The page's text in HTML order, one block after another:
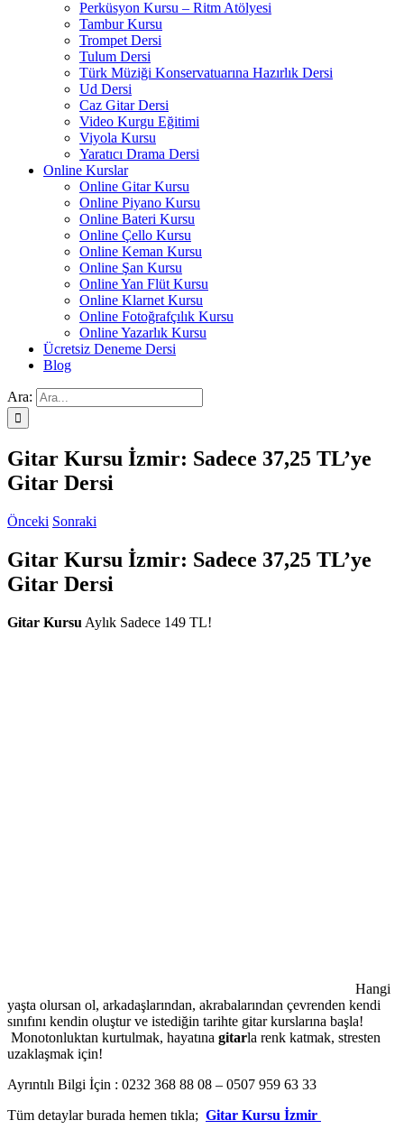
Perküsyon Kursu – Ritm Atölyesi
Tambur Kursu
Trompet Dersi
Tulum Dersi
Türk Müziği Konservatuarına Hazırlık Dersi
Ud Dersi
Caz Gitar Dersi
Video Kurgu Eğitimi
Viyola Kursu
Yaratıcı Drama Dersi
Online Kurslar
Online Gitar Kursu
Online Piyano Kursu
Online Bateri Kursu
Online Çello Kursu
Online Keman Kursu
Online Şan Kursu
Online Yan Flüt Kursu
Online Klarnet Kursu
Online Fotoğrafçılık Kursu
Online Yazarlık Kursu
Ücretsiz Deneme Dersi
Blog
Ara:
Gitar Kursu İzmir: Sadece 37,25 TL’ye
Gitar Dersi
Önceki Sonraki
Gitar Kursu İzmir: Sadece 37,25 TL’ye
Gitar Dersi
Gitar Kursu Aylık Sadece 149 TL!
Hangi
yaşta olursan ol, arkadaşlarından, akrabalarından çevrenden kendi
sınıfını kendin oluştur ve istediğin tarihte gitar kurslarına başla!
Monotonluktan kurtulmak, hayatına gitarla renk katmak, stresten
uzaklaşmak için!
Ayrıntılı Bilgi İçin : 0232 368 88 08 – 0507 959 63 33
Tüm detaylar burada hemen tıkla; Gitar Kursu İzmir